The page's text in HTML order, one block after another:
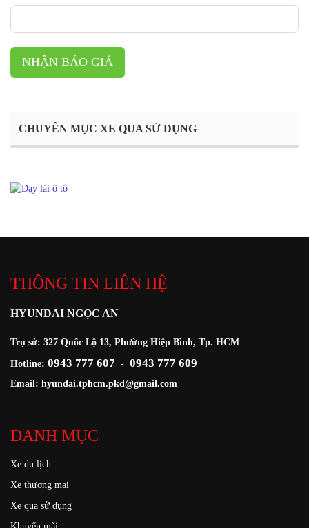
NHẬN BÁO GIÁ
CHUYÊN MỤC XE QUA SỬ DỤNG
THÔNG TIN LIÊN HỆ
HYUNDAI NGỌC AN
Trụ sở: 327 Quốc Lộ 13, Phường Hiệp Bình, Tp. HCM
Hotline: 0943 777 607 - 0943 777 609
Email: hyundai.tphcm.pkd@gmail.com
DANH MỤC
Xe du lịch
Xe thương mại
Xe qua sử dụng